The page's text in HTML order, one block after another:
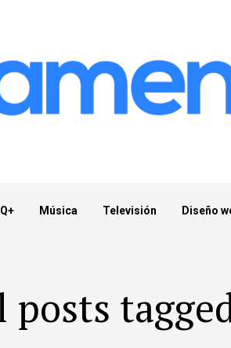
Música Televisión Diseño
posts